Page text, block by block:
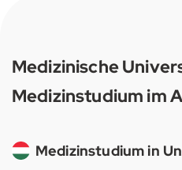
Medizinische
Medizinstudium im
Medizinstudium in